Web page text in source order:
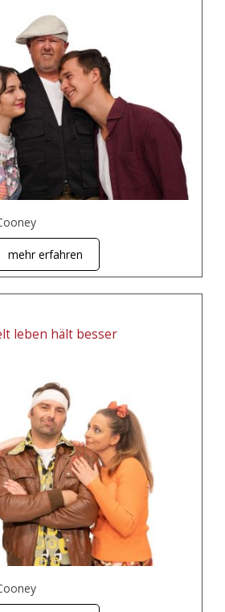
mehr erfahren
leben hält besser